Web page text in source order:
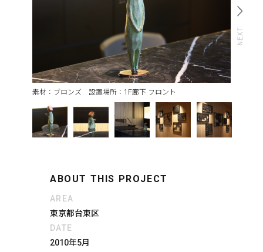
素材：ブロンズ 設置場所：1F廊下 フロント
ABOUT THIS PROJECT
AREA
東京都台東区
DATE
2010年5月